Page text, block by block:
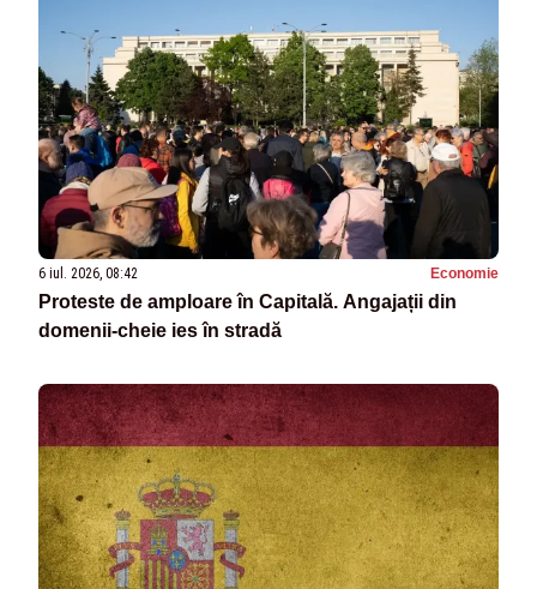
6 iul. 2026, 08:42 Economie
Proteste de amploare în Capitală. Angajații din
domenii-cheie ies în stradă